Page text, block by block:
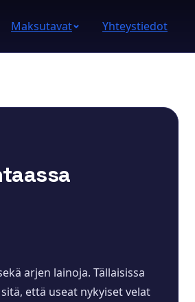
Maksutavat Yhteystiedot
arjen lainoja. Tällaisissa
että useat nykyiset velat